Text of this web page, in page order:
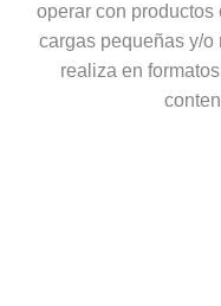
operar con productos
cargas pequeñas y/
realiza en